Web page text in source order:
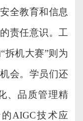
全教育和信息
责任意识。工
机大赛”则 为
会。学员们还
、品质管理精
AIGC技术应